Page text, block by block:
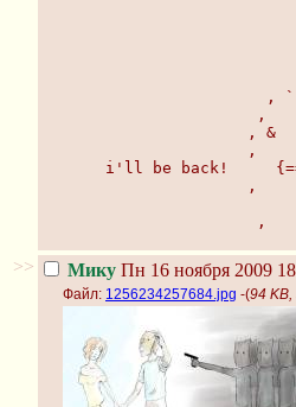
i'll
,
>> Мику Пн 16 ноября 2009
Файл: 1256234257684.jpg -(94